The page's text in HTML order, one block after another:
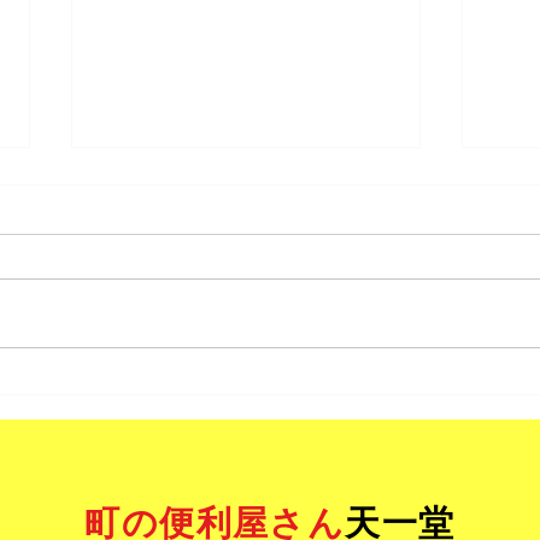
雨漏り修理
町の便利屋さん天一堂